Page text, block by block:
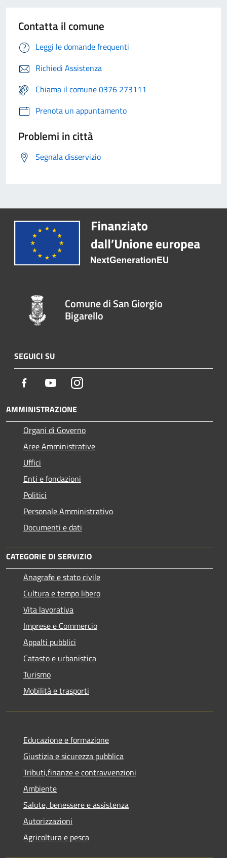
Contatta il comune
Leggi le domande frequenti
Richiedi Assistenza
Chiama il comune 0376 273111
Prenota un appuntamento
Problemi in città
Segnala disservizio
Comune di San Giorgio
Bigarello
SEGUICI SU
Facebook YoutubeInstagram
AMMINISTRAZIONE
Organi di Governo
Aree Amministrative
Uffici
Enti e fondazioni
Politici
Personale Amministrativo
Documenti e dati
CATEGORIE DI SERVIZIO
Anagrafe e stato civile
Cultura e tempo libero
Vita lavorativa
Imprese e Commercio
Appalti pubblici
Catasto e urbanistica
Turismo
Mobilità e trasporti
Educazione e formazione
Giustizia e sicurezza pubblica
Tributi,finanze e contravvenzioni
Ambiente
Salute, benessere e assistenza
Autorizzazioni
Agricoltura e pesca